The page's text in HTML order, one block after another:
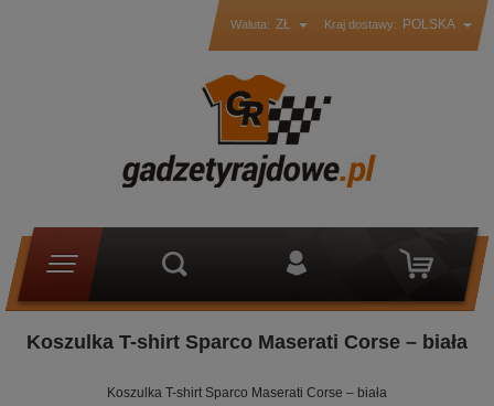
Waluta: ZŁ Kraj dostawy: POLSKA
Koszulka T-shirt Sparco Maserati Corse – biała
Koszulka T-shirt Sparco Maserati Corse – biała